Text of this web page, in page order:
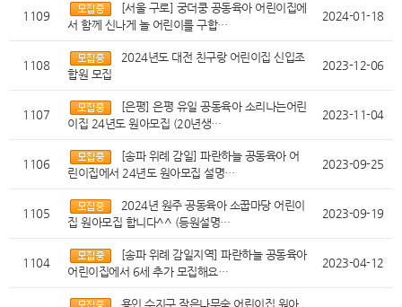
1109
[서울 구로] 궁더쿵 공동육아 어린이집에
서 함께 신나게 놀 어린이를 구합…
2024-01-18
1108
2024년도 대전 친구랑 어린이집 신입조
합원 모집
2023-12-06
1107
[은평] 은평 유일 공동육아 소리나는어린
이집 24년도 원아모집 (20년생…
2023-11-04
1106
[송파 위례 감일] 파란하늘 공동육아 어
린이집에서 24년도 원아모집 설명…
2023-09-25
1105
2024년 원주 공동육아 소꿉마당 어린이
집 원아모집 합니다^^ (등원설명…
2023-09-19
1104
[송파 위례 감일지역] 파란하늘 공동육아
어린이집에서 6세 추가 모집해요…
2023-04-12
용인 수지구 작은나무숲 어린이집 원아